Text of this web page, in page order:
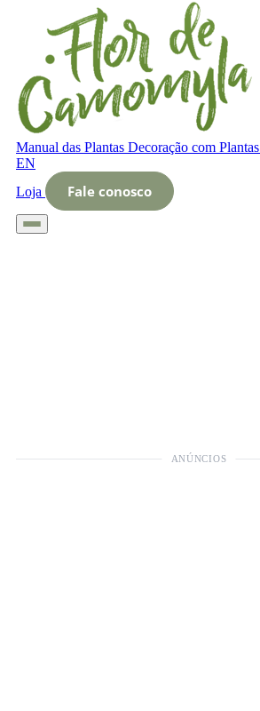
Manual das Plantas Decoração com Plantas
EN
Loja
Fale conosco
ANÚNCIOS